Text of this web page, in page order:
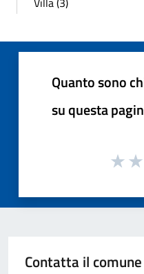
Quanto sono
su questa
Contatta il comune